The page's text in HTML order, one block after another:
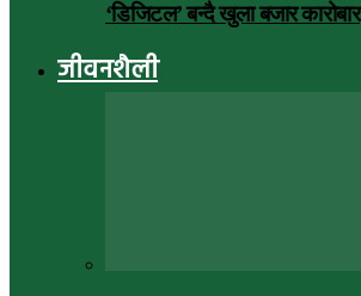
‘डिजिटल’ बन्दै खुला बजार कारोबार
जीवनशैली